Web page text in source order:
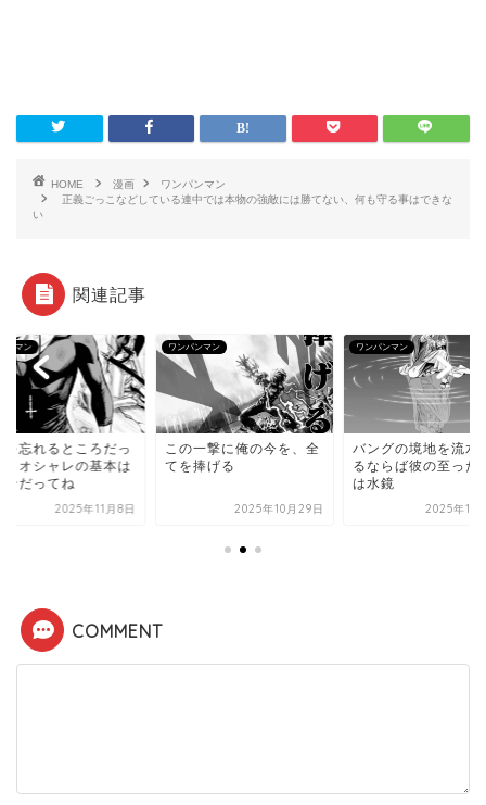
HOME 漫画
ワンパンマン
正義ごっこなどしている連中では本物の強敵には勝てない、何も守る事はできな
い
関連記事
ンマン
を忘れるところだっ
、オシャレの基本は
ンだってね
2025年11月8日
ワンパンマン
この一撃に俺の今を、全
てを捧げる
2025年10月29日
ワンパンマン
バングの境地を流水
るならば彼の至った
は水鏡
2025年11
COMMENT